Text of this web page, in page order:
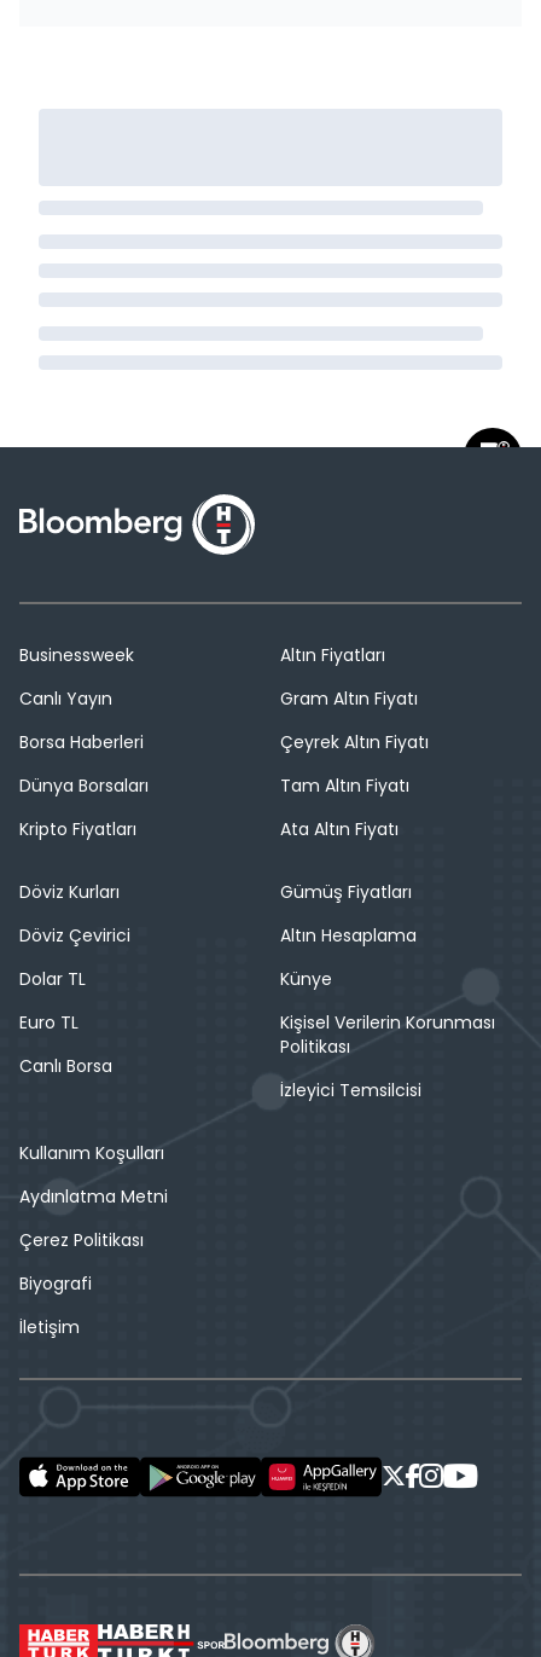
Businessweek
Canlı Yayın
Borsa Haberleri
Dünya Borsaları
Kripto Fiyatları
Altın Fiyatları
Gram Altın Fiyatı
Çeyrek Altın Fiyatı
Tam Altın Fiyatı
Ata Altın Fiyatı
Döviz Kurları
Döviz Çevirici
Dolar TL
Euro TL
Canlı Borsa
Gümüş Fiyatları
Altın Hesaplama
Künye
Kişisel Verilerin Korunması
Politikası
İzleyici Temsilcisi
Kullanım Koşulları
Aydınlatma Metni
Çerez Politikası
Biyografi
İletişim